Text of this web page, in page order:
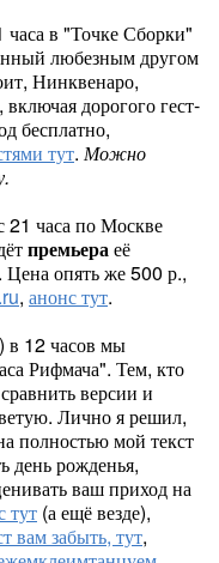
часа в "Точке Сборки"
любезным другом
Нинквенаро,
дорогого гест-
бесплатно,
тут. Можно
21 часа по Москве
премьераеё
Цена опять же 500 р.,
, анонс тут.
в 12 часов мы
Рифмача". Тем, кто
версии и
Лично я решил,
полностью мой текст
день рожденья,
ваш приход на
тут (а ещё везде),
вам забыть, тут,